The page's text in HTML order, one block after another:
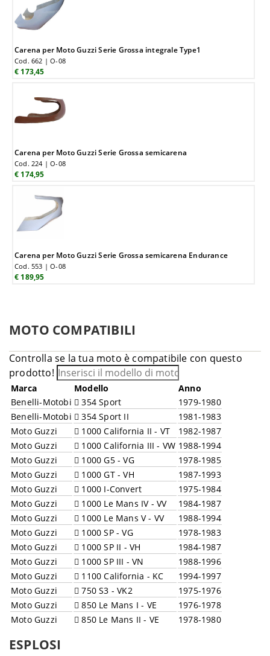
Carena per Moto Guzzi Serie Grossa integrale Type1
Cod. 662 | O-08
€ 173,45
Carena per Moto Guzzi Serie Grossa semicarena
Cod. 224 | O-08
€ 174,95
Carena per Moto Guzzi Serie Grossa semicarena Endurance
Cod. 553 | O-08
€ 189,95
MOTO COMPATIBILI
Controlla se la tua moto è compatibile con questo
prodotto!
Marca Modello
Anno
Benelli-Motobi
354 Sport
1979-1980
Benelli-Motobi
354 Sport II
1981-1983
Moto Guzzi
1000 California II - VT
1982-1987
Moto Guzzi
1000 California III - VW 1988-1994
Moto Guzzi
1000 G5 - VG
1978-1985
Moto Guzzi
1000 GT - VH
1987-1993
Moto Guzzi
1000 I-Convert
1975-1984
Moto Guzzi
1000 Le Mans IV - VV
1984-1987
Moto Guzzi
1000 Le Mans V - VV
1988-1994
Moto Guzzi
1000 SP - VG
1978-1983
Moto Guzzi
1000 SP II - VH
1984-1987
Moto Guzzi
1000 SP III - VN
1988-1996
Moto Guzzi
1100 California - KC
1994-1997
Moto Guzzi
750 S3 - VK2
1975-1976
Moto Guzzi
850 Le Mans I - VE
1976-1978
Moto Guzzi
850 Le Mans II - VE
1978-1980
Moto Guzzi
ESPLOSI